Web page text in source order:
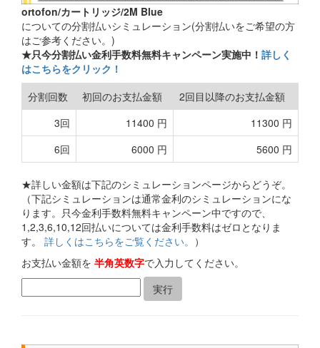
ortofon/カートリッジ/2M Blue
についての分割払いシミュレーション(分割払いをご希望の方
はご参考ください。)
★只今分割払い金利手数料無料キャンペーン実施中！ 詳しく
はこちらをクリック！
分割回数
初回のお支払金額
2回目以降のお支払金額
3回
11400 円
11300 円
6回
6000 円 5600 円
★詳しい金額は下記のシミュレーションページからどうぞ。
（下記シミュレーションは通常金利のシミュレーションにな
ります。只今金利手数料無料キャンペーン中ですので、
1,2,3,6,10,12回払いについては金利手数料はゼロとなりま
す。 詳しくはこちらをご覧ください。 ）
お支払い金額を 半角英数字で入力してください。